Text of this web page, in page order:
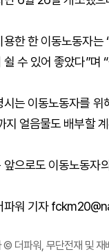
용한 한 이동노동자는
쉴 수 있어 좋았다”며
시는 이동노동자를
지 얼음물도 배부할
앞으로도 이동노동자
파워 기자
© 더파워, 무단전재 및 재